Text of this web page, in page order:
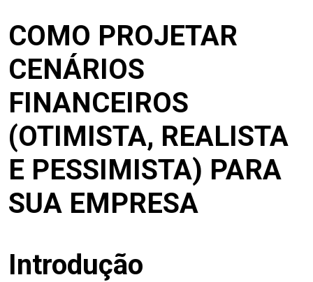
COMO PROJETAR
CENÁRIOS
FINANCEIROS
(OTIMISTA, REALISTA
E PESSIMISTA) PARA
SUA EMPRESA
Introdução